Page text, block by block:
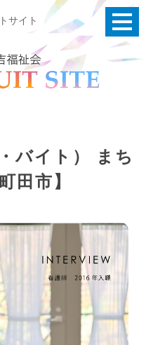
サイト
バイト） まち
田市】